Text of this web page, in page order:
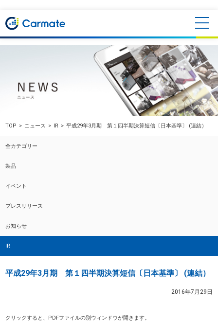
TOP ニュース IR 平成29年3月期 第１四半期決算短信〔日本基準〕 (連結）
全カテゴリー
製品
イベント
プレスリリース
お知らせ
IR
平成29年3月期 第１四半期決算短信〔日本基準〕 (連結）
2016年7月29日
クリックすると、PDFファイルの別ウィンドウが開きます。